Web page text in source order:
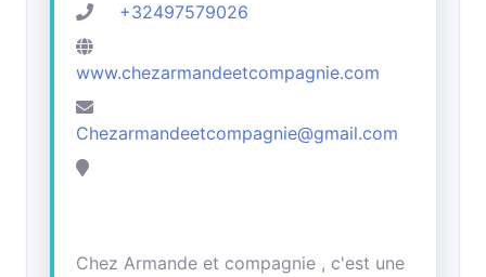
+32497579026
www.chezarmandeetcompagnie.com
Chezarmandeetcompagnie@gmail.com
Chez Armande et compagnie , c'est une